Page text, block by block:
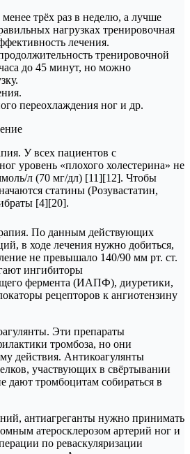
трёх раз в неделю, а лучше
нагрузках тренировочная
лечения.
тренировочной
до 45 минут, но можно
переохлаждения ног и др.
У всех пациентов с
уровень «плохого холестерина» не
л (70 мг/дл) [11][12]. Чтобы
статины (Розувастатин,
[4][20].
По данным действующих
в ходе лечения нужно добиться,
не превышало 140/90 мм рт. ст.
ингибиторы
фермента (ИАПФ), диуретики,
рецепторов к ангиотензину
Эти препараты
тромбоза, но они
действия. Антикоагулянты
участвующих в свёртывании
дают тромбоцитам собираться в
антиагреганты нужно принимать
атеросклерозом артерий ног и
по реваскуляризации